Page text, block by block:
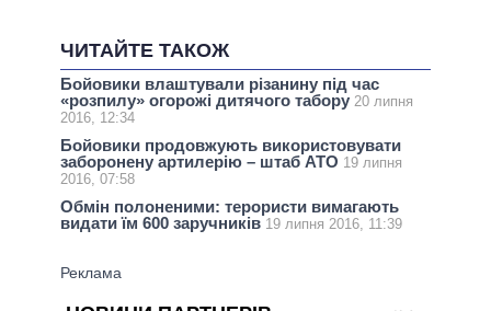
ЧИТАЙТЕ ТАКОЖ
Бойовики влаштували різанину під час
«розпилу» огорожі дитячого табору 20 липня
2016, 12:34
Бойовики продовжують використовувати
заборонену артилерію – штаб АТО 19 липня
2016, 07:58
Обмін полоненими: терористи вимагають
видати їм 600 заручників 19 липня 2016, 11:39